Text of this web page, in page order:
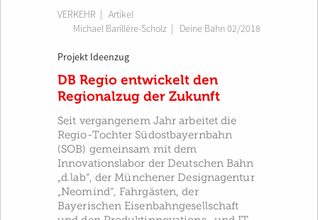
VERKEHR | Artikel
Michael Barillère-Scholz
Deine Bahn 02/2018
Projekt Ideenzug
DB Regio entwickelt den
Regionalzug der Zukunft
Seit vergangenem Jahr arbeitet die
Regio-Tochter Südostbayernbahn
(SOB) gemeinsam mit dem
Innovationslabor der Deutschen Bahn
„d.lab“, der Münchener Designagentur
„Neomind“, Fahrgästen, der
Bayerischen Eisenbahngesellschaft